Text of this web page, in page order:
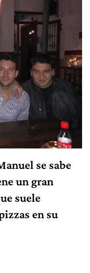
se sabe
un gran
suele
en su